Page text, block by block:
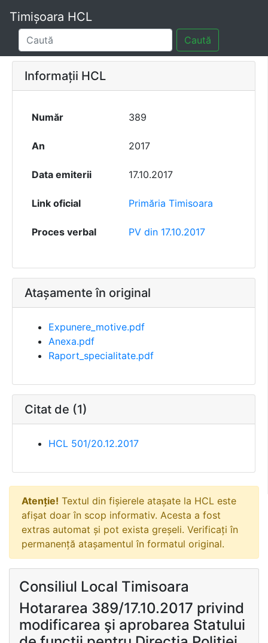
Timișoara HCL
Caută
Informații HCL
Număr 389
An 2017
Data emiterii 17.10.2017
Link oficial Primăria Timisoara
Proces verbal PV din 17.10.2017
Atașamente în original
Expunere_motive.pdf
Anexa.pdf
Raport_specialitate.pdf
Citat de (1)
HCL 501/20.12.2017
Atenție! Textul din fișierele atașate la HCL este
afișat doar în scop informativ. Acesta a fost
extras automat și pot exista greșeli. Verificați în
permanență atașamentul în formatul original.
Consiliul Local Timisoara
Hotararea 389/17.10.2017 privind
modificarea şi aprobarea Statului